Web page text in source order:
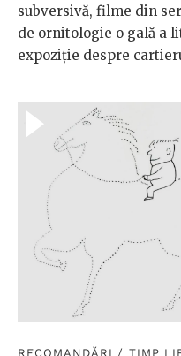
subversivă, filme din
de ornitologie o gală a
expoziție despre
RECOMANDĂRI / TIMP